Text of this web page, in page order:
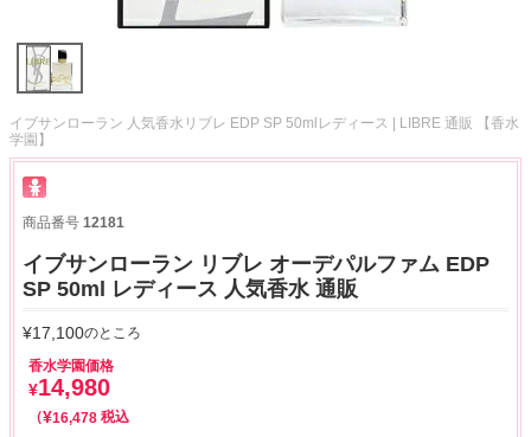
イブサンローラン 人気香水リブレ EDP SP 50mlレディース | LIBRE 通販 【香水
学園】
商品番号 12181
イブサンローラン リブレ オーデパルファム EDP
SP 50ml レディース 人気香水 通販
¥17,100のところ
香水学園価格
¥14,980
¥16,478 税込